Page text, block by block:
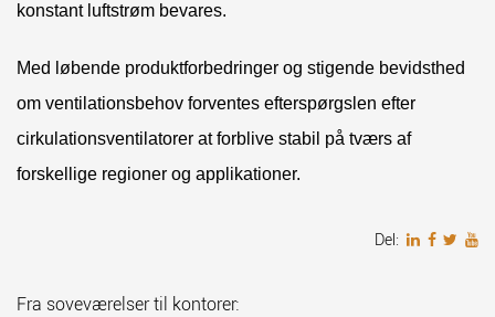
konstant luftstrøm bevares.
Med løbende produktforbedringer og stigende bevidsthed
om ventilationsbehov forventes efterspørgslen efter
cirkulationsventilatorer at forblive stabil på tværs af
forskellige regioner og applikationer.
Del:
Fra soveværelser til kontorer: